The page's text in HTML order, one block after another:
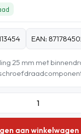
EAN:
25 mm met
aan winkelwagen